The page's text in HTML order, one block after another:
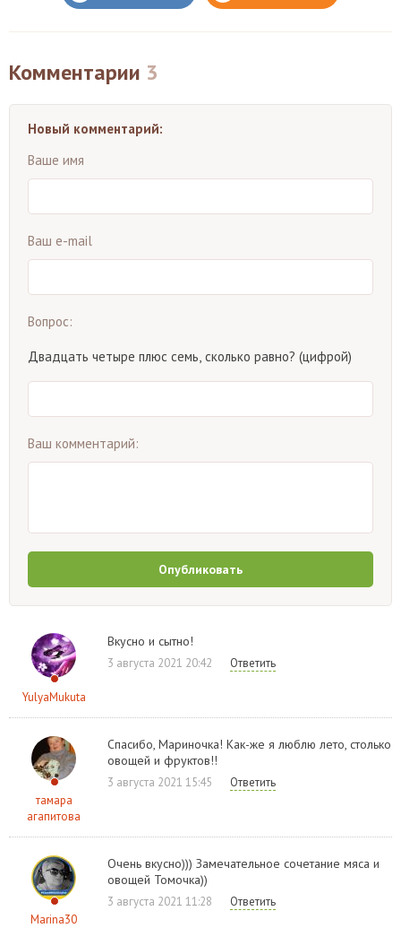
Комментарии 3
Новый комментарий:
Ваше имя
Ваш e-mail
Вопрос:
Двадцать четыре плюс семь, сколько равно? (цифрой)
Ваш комментарий:
Опубликовать
YulyaMukuta
Вкусно и сытно!
3 августа 2021 20:42 Ответить
тамара
агапитова
Спасибо, Мариночка! Как-же я люблю лето, столько
овощей и фруктов!!
3 августа 2021 15:45 Ответить
Marina30
Очень вкусно))) Замечательное сочетание мяса и
овощей Томочка))
3 августа 2021 11:28 Ответить